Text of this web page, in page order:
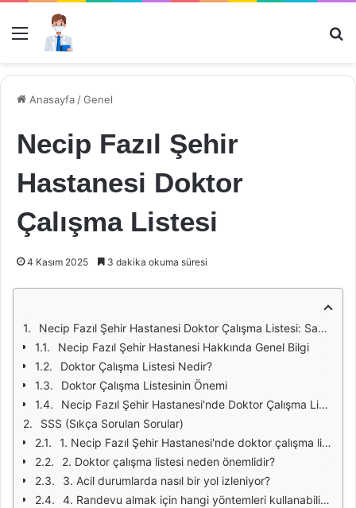
Menü
Anasayfa /Genel
Necip Fazıl Şehir
Hastanesi Doktor
Çalışma Listesi
4 Kasım 2025 3 dakika okuma süresi
Necip Fazıl Şehir Hastanesi Doktor Çalışma Listesi: Sağlık Hizmetlerinde Yenilikçi Bir Yaklaşım
Necip Fazıl Şehir Hastanesi Hakkında Genel Bilgi
Doktor Çalışma Listesi Nedir?
Doktor Çalışma Listesinin Önemi
Necip Fazıl Şehir Hastanesi'nde Doktor Çalışma Listesi Uygulamaları
SSS (Sıkça Sorulan Sorular)
1. Necip Fazıl Şehir Hastanesi'nde doktor çalışma listesine nasıl ulaşabilirim?
2. Doktor çalışma listesi neden önemlidir?
3. Acil durumlarda nasıl bir yol izleniyor?
4. Randevu almak için hangi yöntemleri kullanabilirim?